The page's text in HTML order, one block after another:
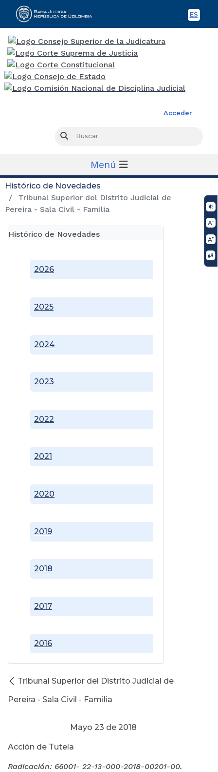
ES
Acceder
Buscar
Menú
Histórico de Novedades
Tribunal Superior del Distrito Judicial de
Pereira - Sala Civil - Familia
Histórico de Novedades
2016
2017
2018
2019
2020
2021
2022
2023
2024
2025
2026
Tribunal Superior del Distrito Judicial de
Pereira - Sala Civil - Familia
Mayo 23 de 2018
Acción de Tutela
Radicación: 66001- 22-13-000-2018-00201-00.